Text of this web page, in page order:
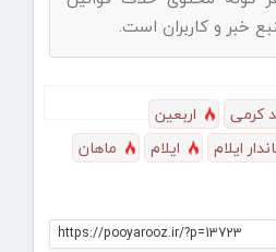
خبر و کاربران است.
کرمی
اربعین
ایلام
ایلام ماهان
https://pooyarooz.ir/?p=13723